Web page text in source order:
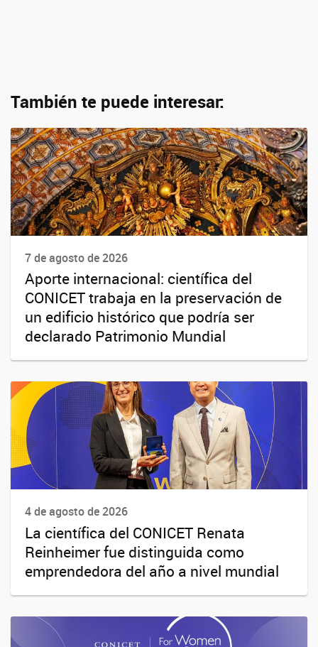
También te puede interesar:
7 de agosto de 2026
Aporte internacional: científica del
CONICET trabaja en la preservación de
un edificio histórico que podría ser
declarado Patrimonio Mundial
4 de agosto de 2026
La científica del CONICET Renata
Reinheimer fue distinguida como
emprendedora del año a nivel mundial